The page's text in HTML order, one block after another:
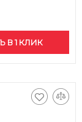
В 1 КЛИК